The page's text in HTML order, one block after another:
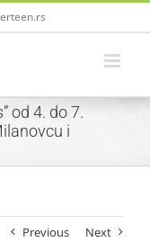
od 4. do 7.
i
Previous Next